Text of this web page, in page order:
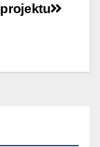
projektu